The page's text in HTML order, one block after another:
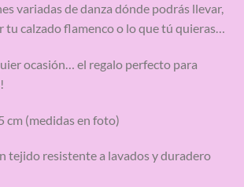
variadas de danza dónde podrás llevar,
tu calzado flamenco o lo que tú quieras…
ocasión… el regalo perfecto para
cm (medidas en foto)
tejido resistente a lavados y duradero